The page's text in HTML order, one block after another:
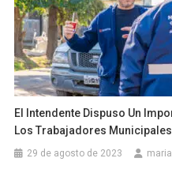
El Intendente Dispuso Un
Los Trabajadores Municipales
29 de agosto de 2023